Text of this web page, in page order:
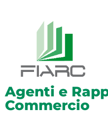
Agenti e
Commercio